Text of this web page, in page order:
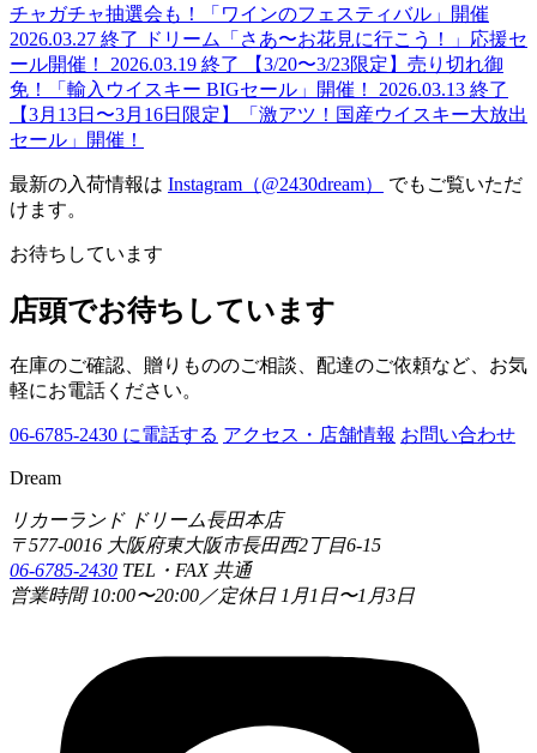
チャガチャ抽選会も！「ワインのフェスティバル」開催
2026.03.27 終了
ドリーム「さあ〜お花見に行こう！」応援セ
ール開催！
2026.03.19 終了
【3/20〜3/23限定】売り切れ御
免！「輸入ウイスキー BIGセール」開催！
2026.03.13 終了
【3月13日〜3月16日限定】「激アツ！国産ウイスキー大放出
セール」開催！
最新の入荷情報は Instagram（@2430dream）
でもご覧いただ
けます。
お待ちしています
店頭でお待ちしています
在庫のご確認、贈りもののご相談、配達のご依頼など、お気
軽にお電話ください。
06-6785-2430 に電話する アクセス・店舗情報 お問い合わせ
Dream
リカーランド ドリーム長田本店
〒577-0016 大阪府東大阪市長田西2丁目6-15
06-6785-2430 TEL・FAX 共通
営業時間 10:00〜20:00／定休日 1月1日〜1月3日